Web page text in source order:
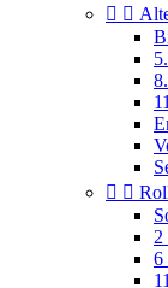
 
 
2
6